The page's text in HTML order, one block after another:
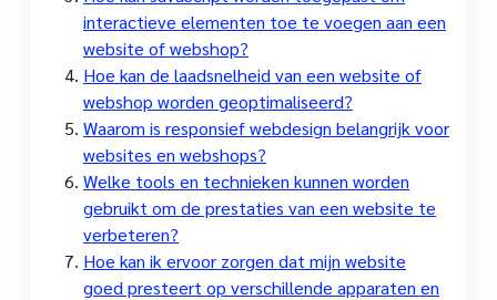
interactieve elementen toe te voegen aan een
website of webshop?
Hoe kan de laadsnelheid van een website of
webshop worden geoptimaliseerd?
Waarom is responsief webdesign belangrijk voor
websites en webshops?
Welke tools en technieken kunnen worden
gebruikt om de prestaties van een website te
verbeteren?
Hoe kan ik ervoor zorgen dat mijn website
goed presteert op verschillende apparaten en